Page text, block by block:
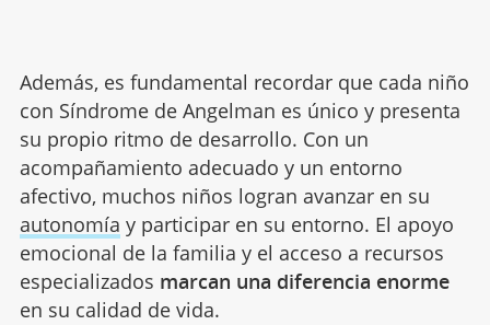
Además, es fundamental recordar que cada niño
con Síndrome de Angelman es único y presenta
su propio ritmo de desarrollo. Con un
acompañamiento adecuado y un entorno
afectivo, muchos niños logran avanzar en su
autonomía y participar en su entorno. El apoyo
emocional de la familia y el acceso a recursos
especializados marcan una diferencia enorme
en su calidad de vida.